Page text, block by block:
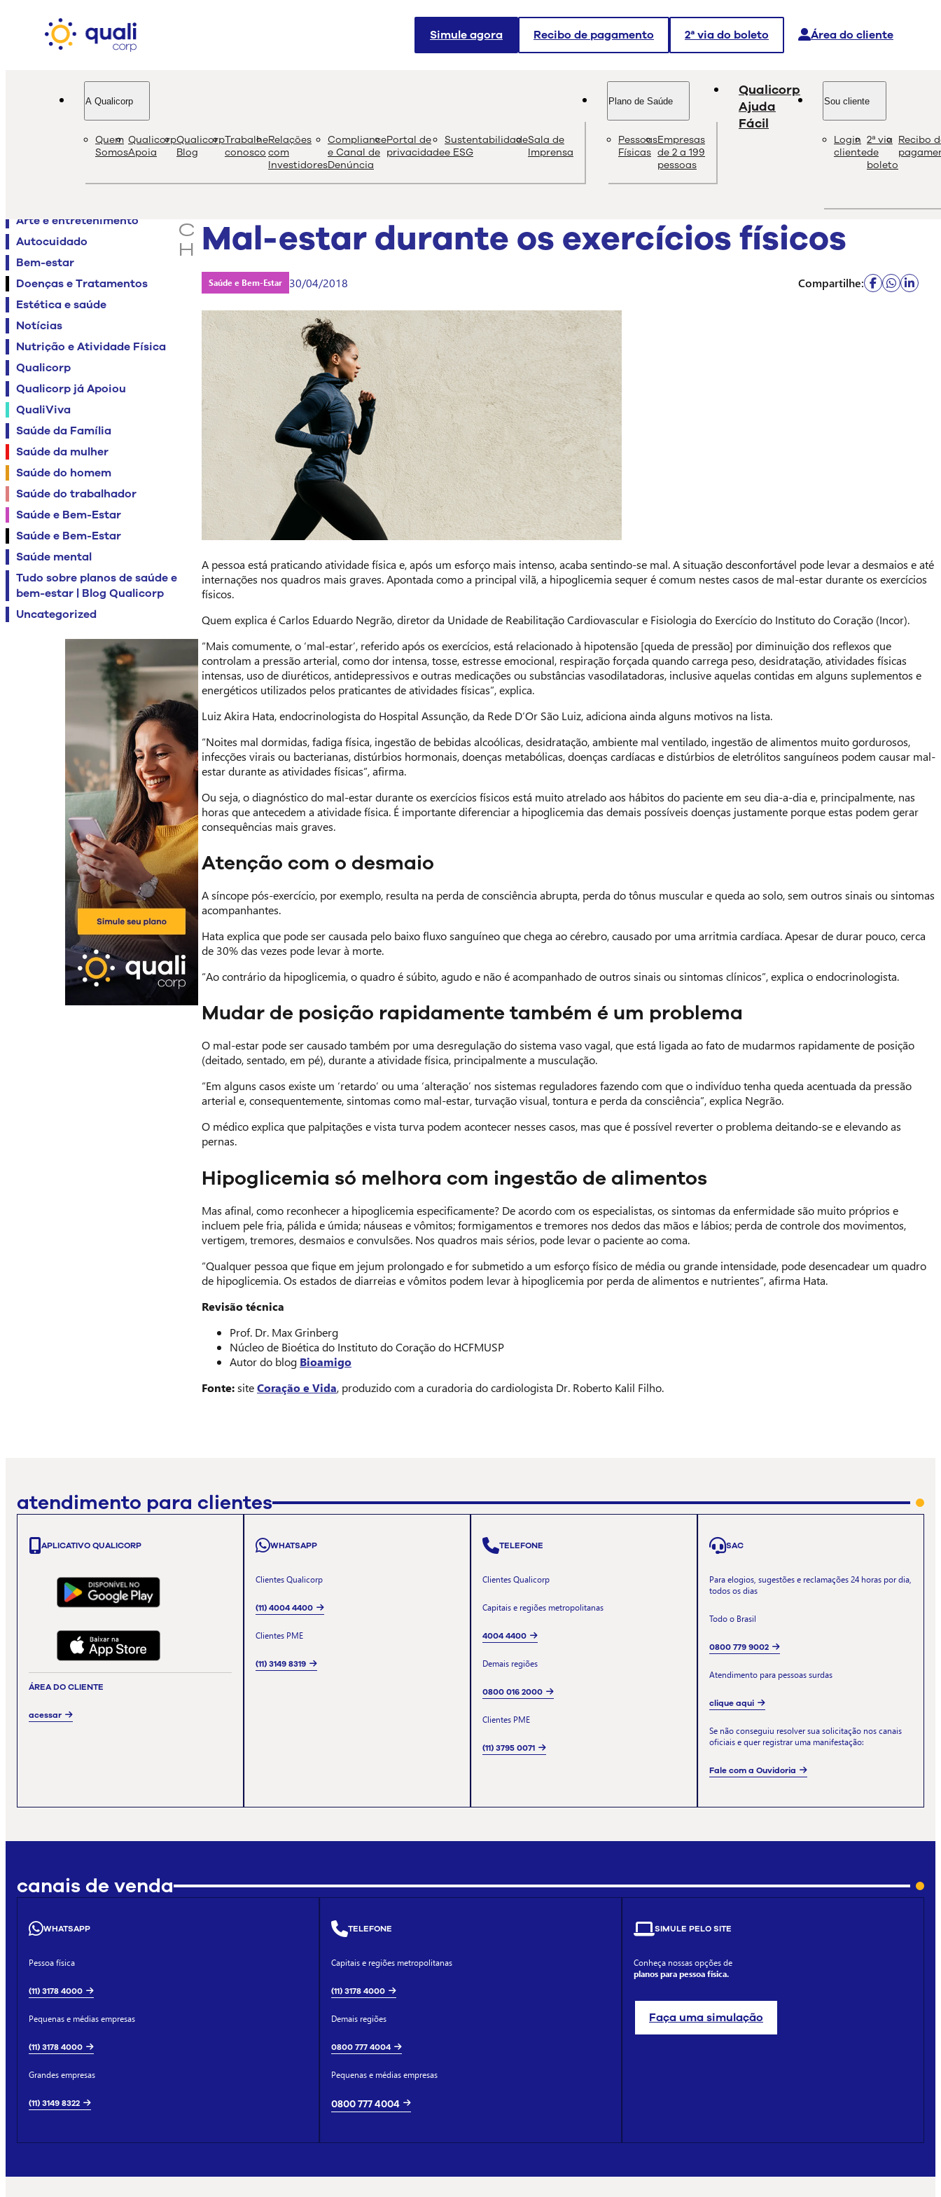
Simule agora Recibo de pagamento 2ª via do boleto Área do cliente
A Qualicorp
Quem
Somos
Qualicorp
Apoia
Qualicorp
Blog
Trabalhe
conosco
Relações
com
Investidores
Compliance
e Canal de
Denúncia
Portal de
privacidade
Sustentabilidade
e ESG
Sala de
Imprensa
Plano de Saúde
Pessoas
Físicas
Empresas
de 2 a 199
pessoas
Qualicorp
Ajuda
Fácil
Sou cliente
Login
cliente
2ª via
de
boleto
Recibo
s
a
c
h
Arte e entretenimento
Autocuidado
Bem-estar
Doenças e Tratamentos
Estética e saúde
Notícias
Nutrição e Atividade Física
Qualicorp
Qualicorp já Apoiou
QualiViva
Saúde da Família
Saúde da mulher
Saúde do homem
Saúde do trabalhador
Saúde e Bem-Estar
Saúde e Bem-Estar
Saúde mental
Tudo sobre planos de saúde e
bem-estar | Blog Qualicorp
Uncategorized
qualiblog Conteúdo de qualidade e as melhores soluções sobre saúde e bem-estar.
Mal-estar durante os exercícios físicos
Saúde e Bem-Estar 30/04/2018 Compartilhe:
A pessoa está praticando atividade física e, após um esforço mais intenso, acaba sentindo-se mal. A situação desconfortável pode levar a desmaios e até
internações nos quadros mais graves. Apontada como a principal vilã, a hipoglicemia sequer é comum nestes casos de mal-estar durante os exercícios
físicos.
Quem explica é Carlos Eduardo Negrão, diretor da Unidade de Reabilitação Cardiovascular e Fisiologia do Exercício do Instituto do Coração (Incor).
“Mais comumente, o ‘mal-estar’, referido após os exercícios, está relacionado à hipotensão [queda de pressão] por diminuição dos reflexos que
controlam a pressão arterial, como dor intensa, tosse, estresse emocional, respiração forçada quando carrega peso, desidratação, atividades físicas
intensas, uso de diuréticos, antidepressivos e outras medicações ou substâncias vasodilatadoras, inclusive aquelas contidas em alguns suplementos e
energéticos utilizados pelos praticantes de atividades físicas”, explica.
Luiz Akira Hata, endocrinologista do Hospital Assunção, da Rede D’Or São Luiz, adiciona ainda alguns motivos na lista.
“Noites mal dormidas, fadiga física, ingestão de bebidas alcoólicas, desidratação, ambiente mal ventilado, ingestão de alimentos muito gordurosos,
infecções virais ou bacterianas, distúrbios hormonais, doenças metabólicas, doenças cardíacas e distúrbios de eletrólitos sanguíneos podem causar mal-
estar durante as atividades físicas”, afirma.
Ou seja, o diagnóstico do mal-estar durante os exercícios físicos está muito atrelado aos hábitos do paciente em seu dia-a-dia e, principalmente, nas
horas que antecedem a atividade física. É importante diferenciar a hipoglicemia das demais possíveis doenças justamente porque estas podem gerar
consequências mais graves.
Atenção com o desmaio
A síncope pós-exercício, por exemplo, resulta na perda de consciência abrupta, perda do tônus muscular e queda ao solo, sem outros sinais ou sintomas
acompanhantes.
Hata explica que pode ser causada pelo baixo fluxo sanguíneo que chega ao cérebro, causado por uma arritmia cardíaca. Apesar de durar pouco, cerca
de 30% das vezes pode levar à morte.
“Ao contrário da hipoglicemia, o quadro é súbito, agudo e não é acompanhado de outros sinais ou sintomas clínicos”, explica o endocrinologista.
Mudar de posição rapidamente também é um problema
O mal-estar pode ser causado também por uma desregulação do sistema vaso vagal, que está ligada ao fato de mudarmos rapidamente de posição
(deitado, sentado, em pé), durante a atividade física, principalmente a musculação.
“Em alguns casos existe um ‘retardo’ ou uma ‘alteração’ nos sistemas reguladores fazendo com que o indivíduo tenha queda acentuada da pressão
arterial e, consequentemente, sintomas como mal-estar, turvação visual, tontura e perda da consciência”, explica Negrão.
O médico explica que palpitações e vista turva podem acontecer nesses casos, mas que é possível reverter o problema deitando-se e elevando as
pernas.
Hipoglicemia só melhora com ingestão de alimentos
Mas afinal, como reconhecer a hipoglicemia especificamente? De acordo com os especialistas, os sintomas da enfermidade são muito próprios e
incluem pele fria, pálida e úmida; náuseas e vômitos; formigamentos e tremores nos dedos das mãos e lábios; perda de controle dos movimentos,
vertigem, tremores, desmaios e convulsões. Nos quadros mais sérios, pode levar o paciente ao coma.
“Qualquer pessoa que fique em jejum prolongado e for submetido a um esforço físico de média ou grande intensidade, pode desencadear um quadro
de hipoglicemia. Os estados de diarreias e vômitos podem levar à hipoglicemia por perda de alimentos e nutrientes”, afirma Hata.
Revisão técnica
Prof. Dr. Max Grinberg
Núcleo de Bioética do Instituto do Coração do HCFMUSP
Autor do blog Bioamigo
Fonte:siteCoração e Vida, produzido com a curadoria do cardiologista Dr. Roberto Kalil Filho.
atendimento para clientes
APLICATIVO QUALICORP
ÁREA DO CLIENTE
acessar
WHATSAPP
Clientes Qualicorp
(11) 4004 4400
Clientes PME
(11) 3149 8319
TELEFONE
Clientes Qualicorp
Capitais e regiões metropolitanas
4004 4400
Demais regiões
0800 016 2000
Clientes PME
(11) 3795 0071
SAC
Para elogios, sugestões e reclamações 24 horas por dia,
todos os dias
Todo o Brasil
0800 779 9002
Atendimento para pessoas surdas
clique aqui
Se não conseguiu resolver sua solicitação nos canais
oficiais e quer registrar uma manifestação:
Fale com a Ouvidoria
canais de venda
WHATSAPP
Pessoa física
(11) 3178 4000
Pequenas e médias empresas
(11) 3178 4000
Grandes empresas
(11) 3149 8322
TELEFONE
Capitais e regiões metropolitanas
(11) 3178 4000
Demais regiões
0800 777 4004
Pequenas e médias empresas
0800 777 4004
SIMULE PELO SITE
Conheça nossas opções de
planos para pessoa física.
Faça uma simulação